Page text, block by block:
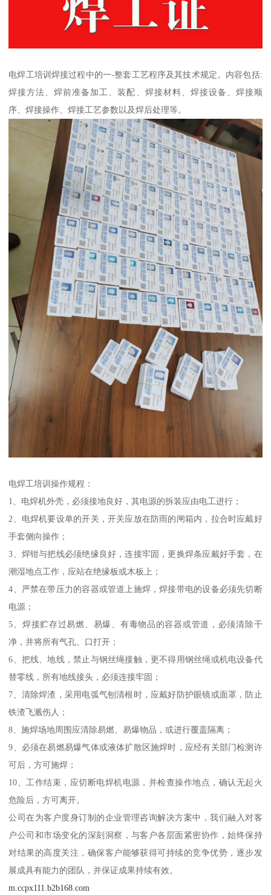
电焊工培训焊接过程中的一-整套工艺程序及其技术规定。内容包括:
焊接方法、焊前准备加工、装配、焊接材料、焊接设备、焊接顺
序、焊接操作、焊接工艺参数以及焊后处理等。
电焊工培训操作规程：
1、电焊机外壳，必须接地良好，其电源的拆装应由电工进行；
2、电焊机要设单的开关，开关应放在防雨的闸箱内，拉合时应戴好
手套侧向操作；
3、焊钳与把线必须绝缘良好，连接牢固，更换焊条应戴好手套，在
潮湿地点工作，应站在绝缘板或木板上；
4、严禁在带压力的容器或管道上施焊，焊接带电的设备必须先切断
电源；
5、焊接贮存过易燃、易爆、有毒物品的容器或管道，必须清除干
净，并将所有气孔、口打开；
6、把线、地线，禁止与钢丝绳接触，更不得用钢丝绳或机电设备代
替零线，所有地线接头，必须连接牢固；
7、清除焊渣，采用电弧气刨清根时，应戴好防护眼镜或面罩，防止
铁渣飞溅伤人；
8、施焊场地周围应清除易燃、易爆物品，或进行覆盖隔离；
9、必须在易燃易爆气体或液体扩散区施焊时，应经有关部门检测许
可后，方可施焊；
10、工作结束，应切断电焊机电源，并检查操作地点，确认无起火
危险后，方可离开。
公司在为客户度身订制的企业管理咨询解决方案中，我们融入对客
户公司和市场变化的深刻洞察，与客户各层面紧密协作，始终保持
对结果的高度关注，确保客户能够获得可持续的竞争优势，逐步发
展成具有能力的团队，并保证成果持续有效。
m.ccpx111.b2b168.com